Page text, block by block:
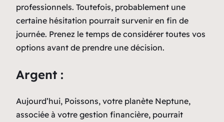
professionnels. Toutefois, probablement une
certaine hésitation pourrait survenir en fin de
journée. Prenez le temps de considérer toutes vos
options avant de prendre une décision.
Argent :
Aujourd’hui, Poissons, votre planète Neptune,
associée à votre gestion financière, pourrait